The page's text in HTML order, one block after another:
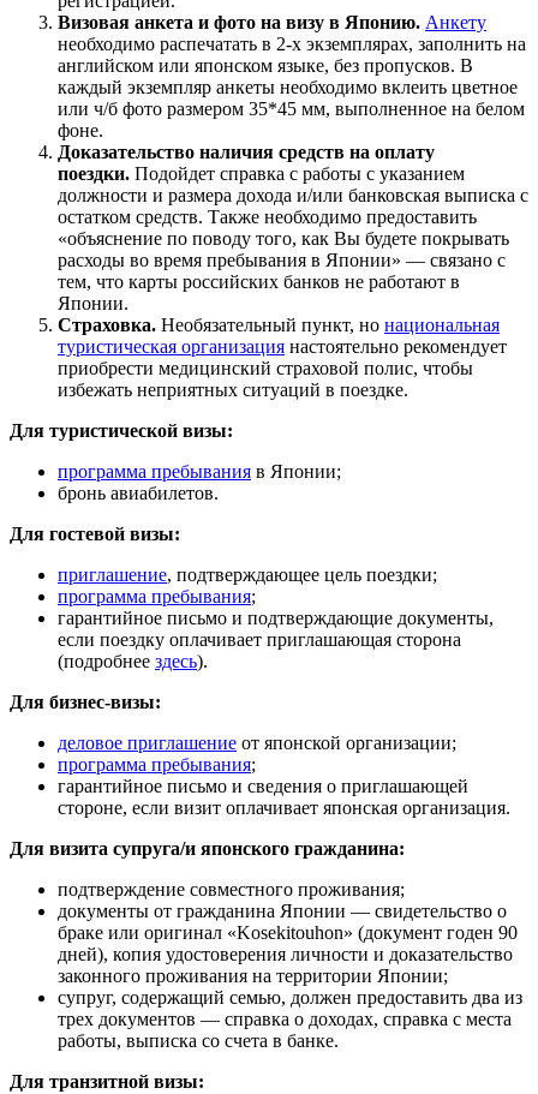
Визовая анкета и фото на визу в Японию. Анкету
необходимо распечатать в 2-х экземплярах, заполнить на
английском или японском языке, без пропусков. В
каждый экземпляр анкеты необходимо вклеить цветное
или ч/б фото размером 35*45 мм, выполненное на белом
фоне.
Доказательство наличия средств на оплату
поездки. Подойдет справка с работы с указанием
должности и размера дохода и/или банковская выписка с
остатком средств. Также необходимо предоставить
«объяснение по поводу того, как Вы будете покрывать
расходы во время пребывания в Японии» — связано с
тем, что карты российских банков не работают в
Японии.
Страховка. Необязательный пункт, но национальная
туристическая организация настоятельно рекомендует
приобрести медицинский страховой полис, чтобы
избежать неприятных ситуаций в поездке.
Для туристической визы:
программа пребывания в Японии;
бронь авиабилетов.
Для гостевой визы:
приглашение, подтверждающее цель поездки;
программа пребывания;
гарантийное письмо и подтверждающие документы,
если поездку оплачивает приглашающая сторона
(подробнее здесь).
Для бизнес-визы:
деловое приглашение от японской организации;
программа пребывания;
гарантийное письмо и сведения о приглашающей
стороне, если визит оплачивает японская организация.
Для визита супруга/и японского гражданина:
подтверждение совместного проживания;
документы от гражданина Японии — свидетельство о
браке или оригинал «Kosekitouhon» (документ годен 90
дней), копия удостоверения личности и доказательство
законного проживания на территории Японии;
супруг, содержащий семью, должен предоставить два из
трех документов — справка о доходах, справка с места
работы, выписка со счета в банке.
Для транзитной визы: